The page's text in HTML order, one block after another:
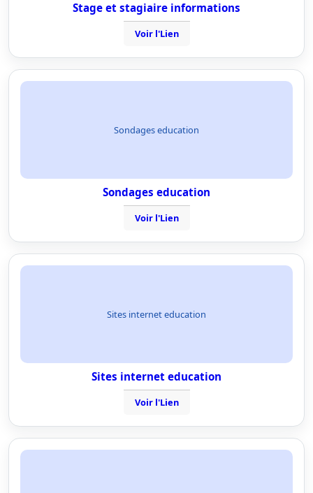
Stage et stagiaire informations
Voir l'Lien
Sondages education
Sondages education
Voir l'Lien
Sites internet education
Sites internet education
Voir l'Lien